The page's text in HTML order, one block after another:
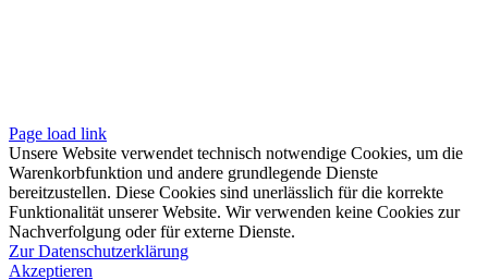
Page load link
Unsere Website verwendet technisch notwendige Cookies, um die
Warenkorbfunktion und andere grundlegende Dienste
bereitzustellen. Diese Cookies sind unerlässlich für die korrekte
Funktionalität unserer Website. Wir verwenden keine Cookies zur
Nachverfolgung oder für externe Dienste.
Zur Datenschutzerklärung
Akzeptieren